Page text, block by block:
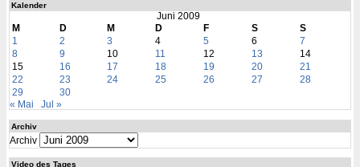
Kalender
Juni 2009
M
D M D F S
S
1
2 3 4 5 6
7
8
9 10 11 12 13
14
15
16 17 18 19 20
21
22
23 24 25 26 27
28
29
30
« Mai
Jul »
Archiv
Archiv
Video des Tages